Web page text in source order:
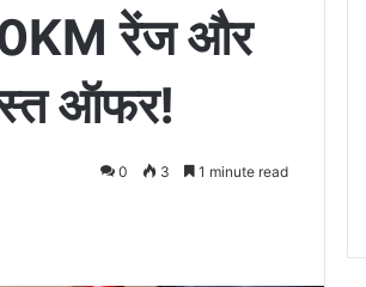
रेंज और
ऑफर!
0 3 1 minute read